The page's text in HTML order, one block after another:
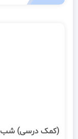
(کمک درسی) شب